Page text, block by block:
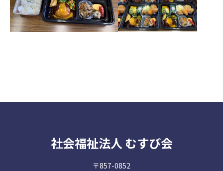
社会福祉法人 むすび会
〒857-0852